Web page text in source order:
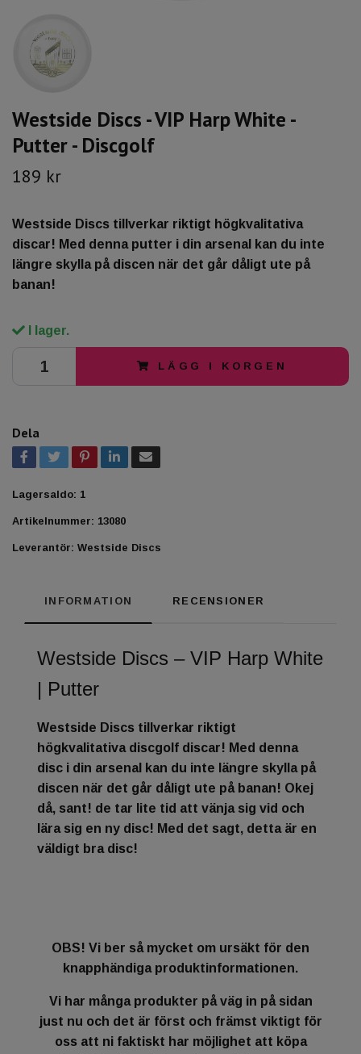
Westside Discs - VIP Harp White -
Putter - Discgolf
189 kr
Westside Discs tillverkar riktigt högkvalitativa
discar! Med denna putter i din arsenal kan du inte
längre skylla på discen när det går dåligt ute på
banan!
I lager.
LÄGG I KORGEN
Dela
Lagersaldo: 1
Artikelnummer: 13080
Leverantör: Westside Discs
INFORMATION RECENSIONER
Westside Discs – VIP Harp White
| Putter
Westside Discs tillverkar riktigt
högkvalitativa discgolf discar! Med denna
disc i din arsenal kan du inte längre skylla på
discen när det går dåligt ute på banan! Okej
då, sant! de tar lite tid att vänja sig vid och
lära sig en ny disc! Med det sagt, detta är en
väldigt bra disc!
OBS! Vi ber så mycket om ursäkt för den
knapphändiga produktinformationen.
Vi har många produkter på väg in på sidan
just nu och det är först och främst viktigt för
oss att ni faktiskt har möjlighet att köpa